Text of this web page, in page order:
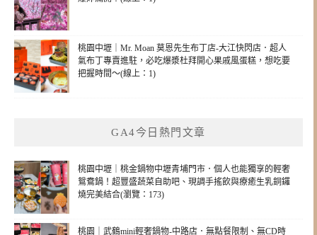
桃園中壢｜Mr. Moan 莫恩先生布丁店-大江快閃店．超人
氣布丁專賣進駐，必吃爆漿杜拜開心果戚風蛋糕，想吃要
把握時間～(線上：1)
GA4今日熱門文章
桃園中壢｜桃金鍋物中壢青埔門市．個人也能獨享的輕奢
鴛鴦鍋！超豐盛蔬菜自助吧、現調手搖飲與療癒生乳銅鑼
燒完美結合(瀏覽：173)
桃園｜武鶴mini輕奢鍋物-中路店．無點餐限制、無CD時